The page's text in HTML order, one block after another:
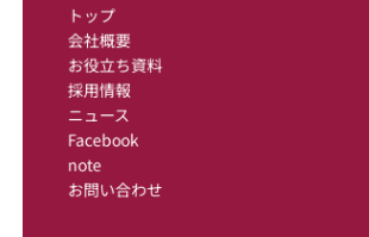
トップ
会社概要
お役立ち資料
採用情報
ニュース
Facebook
note
お問い合わせ